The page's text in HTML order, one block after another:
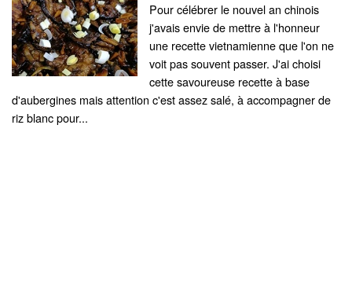
Pour célébrer le nouvel an chinois
j'avais envie de mettre à l'honneur
une recette vietnamienne que l'on ne
voit pas souvent passer. J'ai choisi
cette savoureuse recette à base
d'aubergines mais attention c'est assez salé, à accompagner de
riz blanc pour...